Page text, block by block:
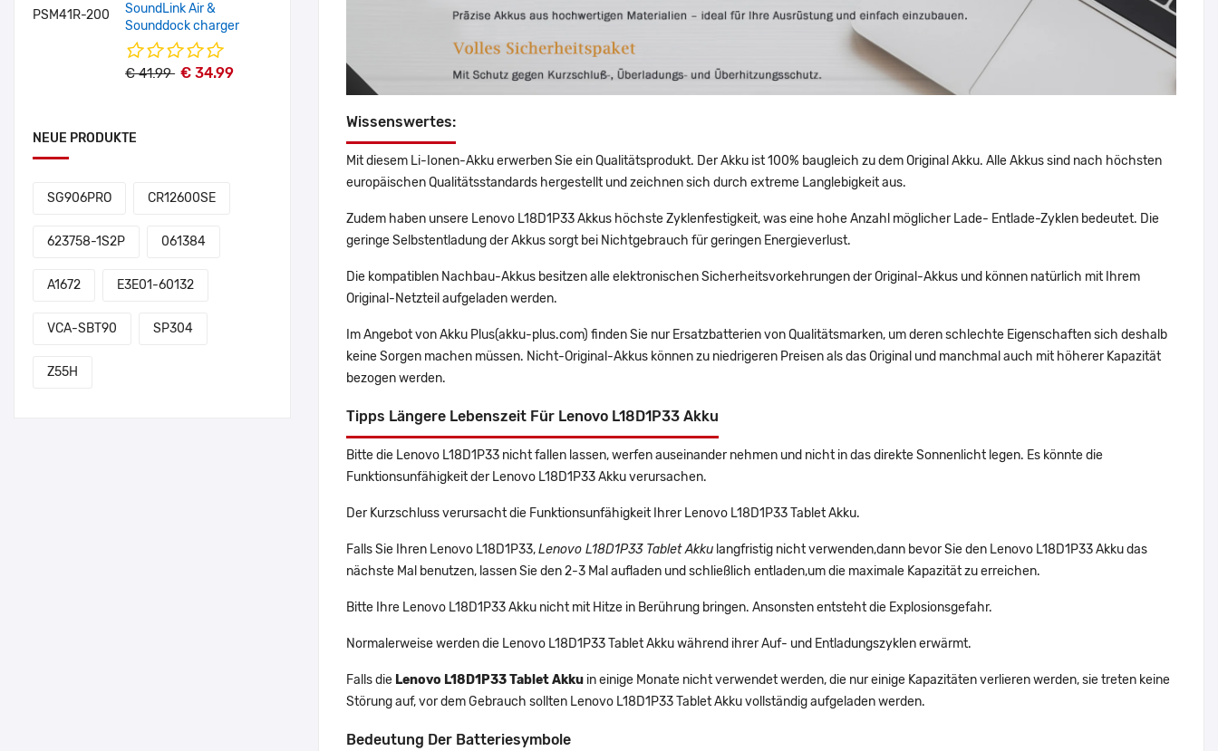
SoundLink Air &
Sounddock charger
€ 41.99 € 34.99
NEUE PRODUKTE
SG906PRO CR12600SE
623758-1S2P 061384
A1672 E3E01-60132
VCA-SBT90 SP304
Z55H
Wissenswertes:
Mit diesem Li-Ionen-Akku erwerben Sie ein Qualitätsprodukt. Der Akku ist 100% baugleich zu dem Original Akku. Alle Akkus sind nach höchsten
europäischen Qualitätsstandards hergestellt und zeichnen sich durch extreme Langlebigkeit aus.
Zudem haben unsere Lenovo L18D1P33 Akkus höchste Zyklenfestigkeit, was eine hohe Anzahl möglicher Lade- Entlade-Zyklen bedeutet. Die
geringe Selbstentladung der Akkus sorgt bei Nichtgebrauch für geringen Energieverlust.
Die kompatiblen Nachbau-Akkus besitzen alle elektronischen Sicherheitsvorkehrungen der Original-Akkus und können natürlich mit Ihrem
Original-Netzteil aufgeladen werden.
Im Angebot von Akku Plus(akku-plus.com) finden Sie nur Ersatzbatterien von Qualitätsmarken, um deren schlechte Eigenschaften sich deshalb
keine Sorgen machen müssen. Nicht-Original-Akkus können zu niedrigeren Preisen als das Original und manchmal auch mit höherer Kapazität
bezogen werden.
Tipps Längere Lebenszeit Für Lenovo L18D1P33 Akku
Bitte die Lenovo L18D1P33 nicht fallen lassen, werfen auseinander nehmen und nicht in das direkte Sonnenlicht legen. Es könnte die
Funktionsunfähigkeit der Lenovo L18D1P33 Akku verursachen.
Der Kurzschluss verursacht die Funktionsunfähigkeit Ihrer Lenovo L18D1P33 Tablet Akku.
Falls Sie Ihren Lenovo L18D1P33,Lenovo L18D1P33 Tablet Akku langfristig nicht verwenden,dann bevor Sie den Lenovo L18D1P33 Akku das
nächste Mal benutzen, lassen Sie den 2-3 Mal aufladen und schließlich entladen,um die maximale Kapazität zu erreichen.
Bitte Ihre Lenovo L18D1P33 Akku nicht mit Hitze in Berührung bringen. Ansonsten entsteht die Explosionsgefahr.
Normalerweise werden die Lenovo L18D1P33 Tablet Akku während ihrer Auf- und Entladungszyklen erwärmt.
Falls die Lenovo L18D1P33 Tablet Akku in einige Monate nicht verwendet werden, die nur einige Kapazitäten verlieren werden, sie treten keine
Störung auf, vor dem Gebrauch sollten Lenovo L18D1P33 Tablet Akku vollständig aufgeladen werden.
Bedeutung Der Batteriesymbole